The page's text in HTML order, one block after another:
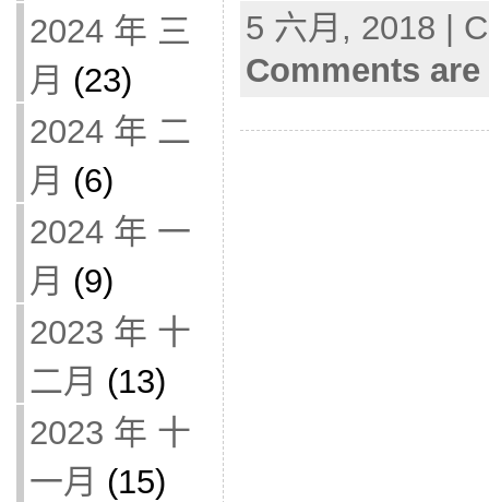
2024 年 三
月 (23)
2024 年 二
月 (6)
2024 年 一
月 (9)
2023 年 十
二月 (13)
2023 年 十
一月 (15)
5 六月, 2018 |
Comments